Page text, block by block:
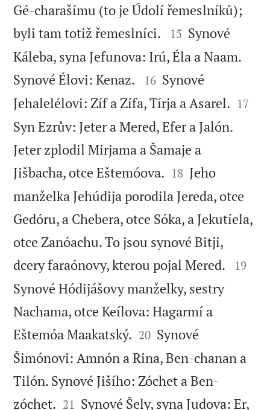
Gé-charašímu (to je Údolí řemeslníků);
byli tam totiž řemeslníci.


15 Synové
Káleba, syna Jefunova: Irú, Éla a Naam.
Synové Élovi: Kenaz.


16 Synové
Jehalelélovi: Zíf a Zífa, Tírja a Asarel. 

17
Syn Ezrův: Jeter a Mered, Efer a Jalón.
Jeter zplodil Mirjama a Šamaje a
Jišbacha, otce Eštemóova. 

18 Jeho
manželka Jehúdija porodila Jereda, otce
Gedóru, a Chebera, otce Sóka, a Jekutíela,
otce Zanóachu. To jsou synové Bitji,
dcery faraónovy, kterou pojal Mered.


19
Synové Hódijášovy manželky, sestry
Nachama, otce Keílova: Hagarmí a
Eštemóa Maakatský. 

20 Synové
Šimónovi: Amnón a Rina, Ben-chanan a
Tilón. Synové Jišího: Zóchet a Ben-
zóchet. 

21 Synové Šely, syna Judova: Er,